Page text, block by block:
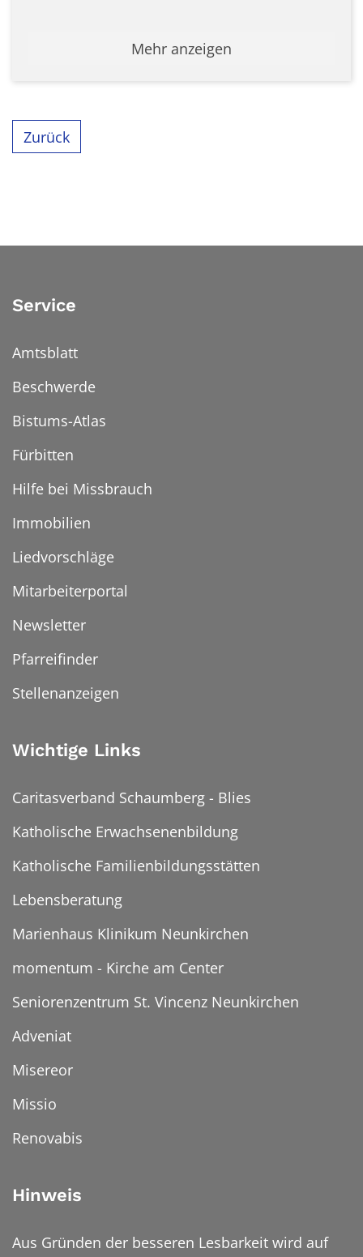
Mehr anzeigen
Zurück
Service
Amtsblatt
Beschwerde
Bistums-Atlas
Fürbitten
Hilfe bei Missbrauch
Immobilien
Liedvorschläge
Mitarbeiterportal
Newsletter
Pfarreifinder
Stellenanzeigen
Wichtige Links
Caritasverband Schaumberg - Blies
Katholische Erwachsenenbildung
Katholische Familienbildungsstätten
Lebensberatung
Marienhaus Klinikum Neunkirchen
momentum - Kirche am Center
Seniorenzentrum St. Vincenz Neunkirchen
Adveniat
Misereor
Missio
Renovabis
Hinweis
Aus Gründen der besseren Lesbarkeit wird auf